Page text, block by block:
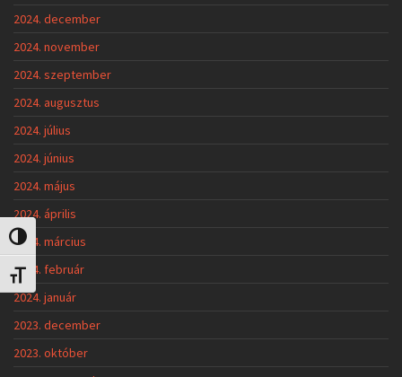
Nagy kontraszt váltása
Betűméret váltása
2024. december
2024. november
2024. szeptember
2024. augusztus
2024. július
2024. június
2024. május
2024. április
2024. március
2024. február
2024. január
2023. december
2023. október